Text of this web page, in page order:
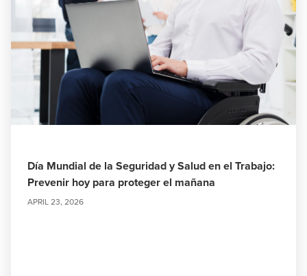
Día Mundial de la Seguridad y Salud en el Trabajo:
Prevenir hoy para proteger el mañana
APRIL 23, 2026